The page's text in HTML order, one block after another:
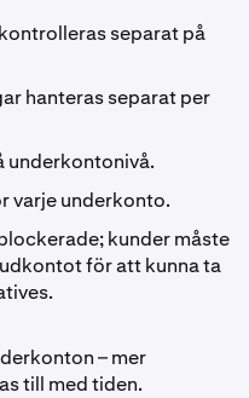
separat på
hanteras separat per
underkontonivå.
varje underkonto.
kunder måste
för att kunna ta
– mer
till med tiden.